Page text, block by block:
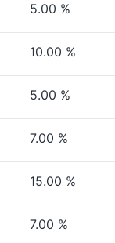
5.00 %
10.00 %
5.00 %
7.00 %
15.00 %
7.00 %